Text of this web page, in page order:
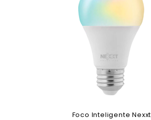
Foco Inteligente Nexxt